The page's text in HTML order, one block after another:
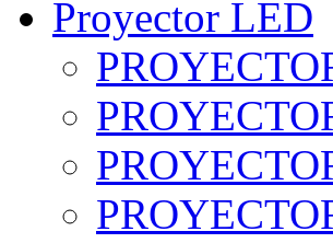
Proyector LED